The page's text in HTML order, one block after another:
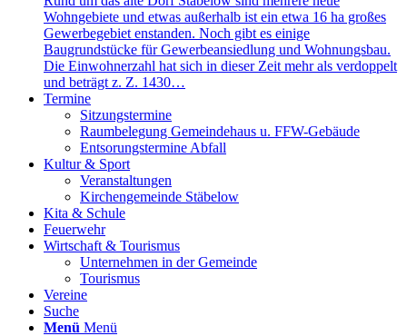
Wohngebiete und etwas außerhalb ist ein etwa 16 ha großes
Gewerbegebiet enstanden. Noch gibt es einige
Baugrundstücke für Gewerbeansiedlung und Wohnungsbau.
Die Einwohnerzahl hat sich in dieser Zeit mehr als verdoppelt
und beträgt z. Z. 1430…
Termine
Sitzungstermine
Raumbelegung Gemeindehaus u. FFW-Gebäude
Entsorungstermine Abfall
Kultur & Sport
Veranstaltungen
Kirchengemeinde Stäbelow
Kita & Schule
Feuerwehr
Wirtschaft & Tourismus
Unternehmen in der Gemeinde
Tourismus
Vereine
Suche
Menü Menü